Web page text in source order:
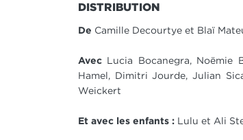
DISTRIBUTION
De Camille Decourtye et Blaï
Avec Lucia Bocanegra, Noëmie
Hamel, Dimitri Jourde, Julian
Weickert
Et avec les enfants : Lulu et Ali